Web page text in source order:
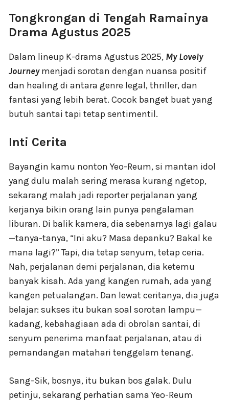
Tongkrongan di Tengah Ramainya
Drama Agustus 2025
Dalam lineup K-drama Agustus 2025, My Lovely
Journeymenjadi sorotan dengan nuansa positif
dan healing di antara genre legal, thriller, dan
fantasi yang lebih berat. Cocok banget buat yang
butuh santai tapi tetap sentimentil.
Inti Cerita
Bayangin kamu nonton Yeo-Reum, si mantan idol
yang dulu malah sering merasa kurang ngetop,
sekarang malah jadi reporter perjalanan yang
kerjanya bikin orang lain punya pengalaman
liburan. Di balik kamera, dia sebenarnya lagi galau
—tanya-tanya, “Ini aku? Masa depanku? Bakal ke
mana lagi?” Tapi, dia tetap senyum, tetap ceria.
Nah, perjalanan demi perjalanan, dia ketemu
banyak kisah. Ada yang kangen rumah, ada yang
kangen petualangan. Dan lewat ceritanya, dia juga
belajar: sukses itu bukan soal sorotan lampu—
kadang, kebahagiaan ada di obrolan santai, di
senyum penerima manfaat perjalanan, atau di
pemandangan matahari tenggelam tenang.
Sang-Sik, bosnya, itu bukan bos galak. Dulu
petinju, sekarang perhatian sama Yeo-Reum